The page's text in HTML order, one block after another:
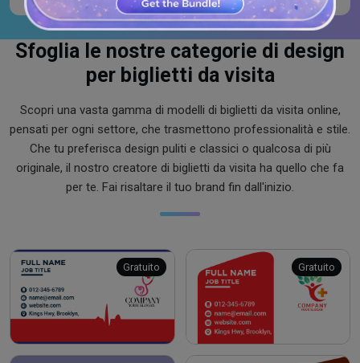
Sfoglia le nostre categorie di design
per biglietti da visita
Scopri una vasta gamma di modelli di biglietti da visita online,
pensati per ogni settore, che trasmettono professionalità e stile.
Che tu preferisca design puliti e classici o qualcosa di più
originale, il nostro creatore di biglietti da visita ha quello che fa
per te. Fai risaltare il tuo brand fin dall'inizio.
Gratuito Gratuito